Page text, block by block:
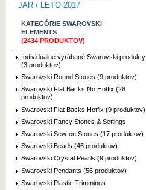
JAR / LETO 2017
KATEGÓRIE SWAROVSKI
ELEMENTS
(2434 PRODUKTOV)
Individuálne vyrábané Swarovski produkty
(3 produktov)
Swarovski Round Stones (9 produktov)
Swarovski Flat Backs No Hotfix (28
produktov)
Swarovski Flat Backs Hotfix (9 produktov)
Swarovski Fancy Stones & Settings
Swarovski Sew-on Stones (17 produktov)
Swarovski Beads (46 produktov)
Swarovski Crystal Pearls (9 produktov)
Swarovski Pendants (56 produktov)
Swarovski Plastic Trimmings